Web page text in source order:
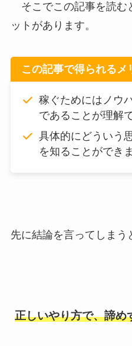
そこでこの記事を読む
ットがあります。
この記事で得られるメ
稼ぐためにはノウ
であることが理解
具体的にどういう
を知ることができま
先に結論を言ってしまう
正しいやり方で、諦め